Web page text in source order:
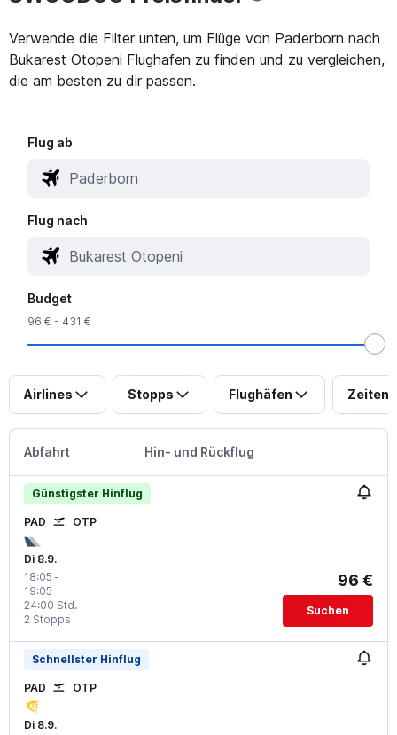
Verwende die Filter unten, um Flüge von Paderborn nach
Bukarest Otopeni Flughafen zu finden und zu vergleichen,
die am besten zu dir passen.
Flug ab
Flug nach
Budget
96 € - 431 €
Airlines Stopps Flughäfen Zeiten
Abfahrt Hin- und Rückflug
Günstigster Hinflug
PAD OTP
Di 8.9.
18:05 -
19:05
2 Stopps
24:00 Std.
96 €
Suchen
Schnellster Hinflug
PAD OTP
Di 8.9.